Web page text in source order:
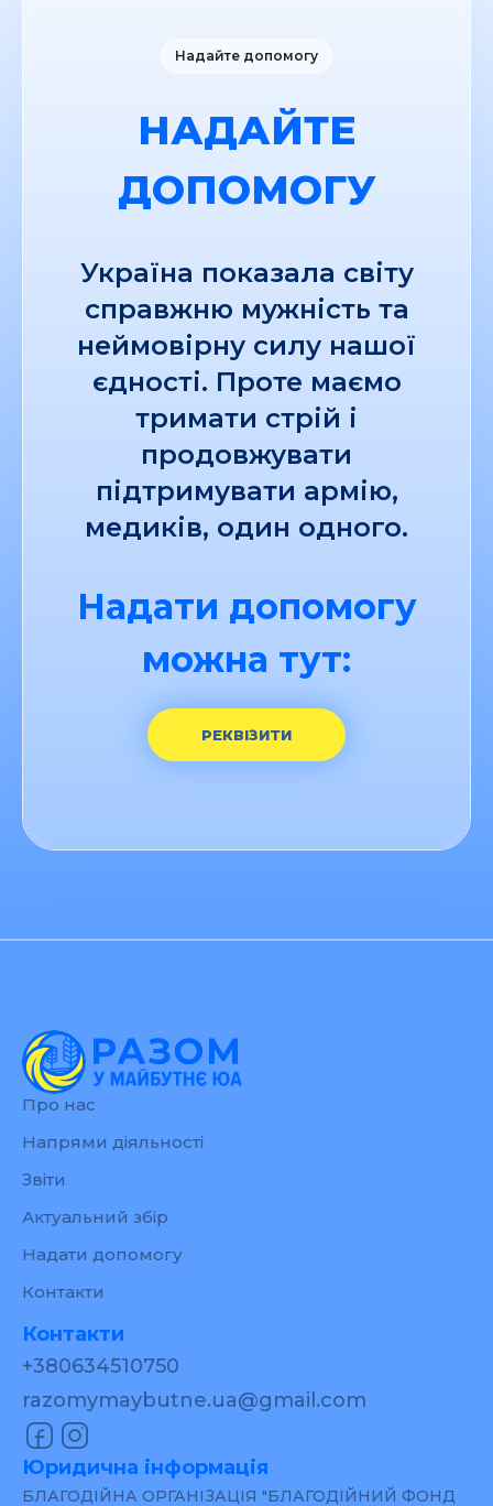
Надайте допомогу
НАДАЙТЕ
ДОПОМОГУ
Україна показала світу
справжню мужність та
неймовірну силу нашої
єдності. Проте маємо
тримати стрій і
продовжувати
підтримувати армію,
медиків, один одного.
Надати допомогу
можна тут:
РЕКВІЗИТИ
Про нас
Напрями діяльності
Звіти
Актуальний збір
Надати допомогу
Контакти
Контакти
+380634510750
razomymaybutne.ua@gmail.com
Юридична інформація
БЛАГОДІЙНА ОРГАНІЗАЦІЯ "БЛАГОДІЙНИЙ ФОНД